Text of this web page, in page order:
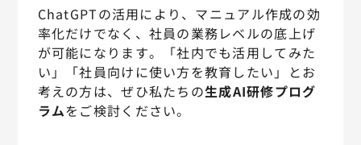
ChatGPTの活用により、マニュアル作成の効
率化だけでなく、社員の業務レベルの底上げ
が可能になります。「社内でも活用してみた
い」「社員向けに使い方を教育したい」とお
考えの方は、ぜひ私たちの生成AI研修プログ
ラムをご検討ください。